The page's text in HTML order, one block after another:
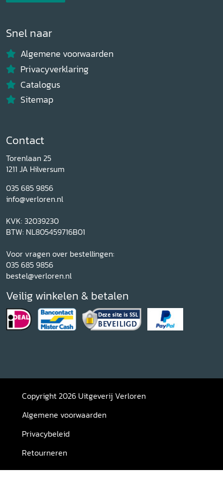
Snel naar
Algemene voorwaarden
Privacyverklaring
Catalogus
Sitemap
Contact
Torenlaan 25
1211 JA Hilversum
035 685 9856
info@verloren.nl
KVK: 32039230
BTW: NL805459716B01
Voor vragen over bestellingen:
035 685 9856
bestel@verloren.nl
Veilig winkelen & betalen
Copyright 2026 Uitgeverij Verloren
Algemene voorwaarden
Privacybeleid
Retourneren